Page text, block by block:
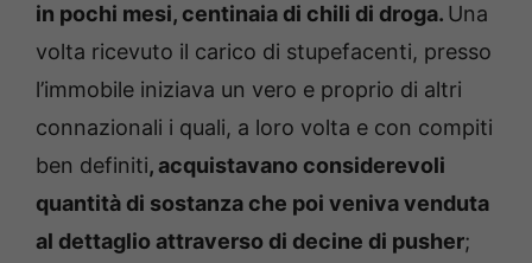
in pochi mesi, centinaia di chili di droga. Una
volta ricevuto il carico di stupefacenti, presso
l’immobile iniziava un vero e proprio di altri
connazionali i quali, a loro volta e con compiti
ben definiti, acquistavano considerevoli
quantità di sostanza che poi veniva venduta
al dettaglio attraverso di decine di pusher;